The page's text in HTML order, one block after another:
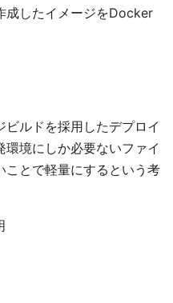
成したイメージをDocker
ルドを採用したデプロイ
境にしか必要ないファイ
ことで軽量にするという考